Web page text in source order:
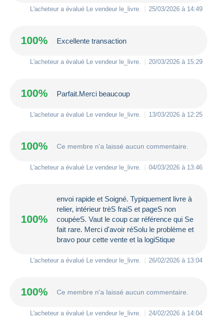
L'acheteur a évalué Le vendeur le_livre. 25/03/2026 à 14:49
100% Excellente transaction
L'acheteur a évalué Le vendeur le_livre. 20/03/2026 à 15:29
100% Parfait.Merci beaucoup
L'acheteur a évalué Le vendeur le_livre. 13/03/2026 à 12:25
100% Ce membre n'a laissé aucun commentaire.
L'acheteur a évalué Le vendeur le_livre. 04/03/2026 à 13:46
100%
envoi rapide et Soigné. Typiquement livre à
relier, intérieur trèS fraiS et pageS non
coupéeS. Vaut le coup car référence qui Se
fait rare. Merci d'avoir réSolu le problème et
bravo pour cette vente et la logiStique
L'acheteur a évalué Le vendeur le_livre. 26/02/2026 à 13:04
100% Ce membre n'a laissé aucun commentaire.
L'acheteur a évalué Le vendeur le_livre. 24/02/2026 à 14:04